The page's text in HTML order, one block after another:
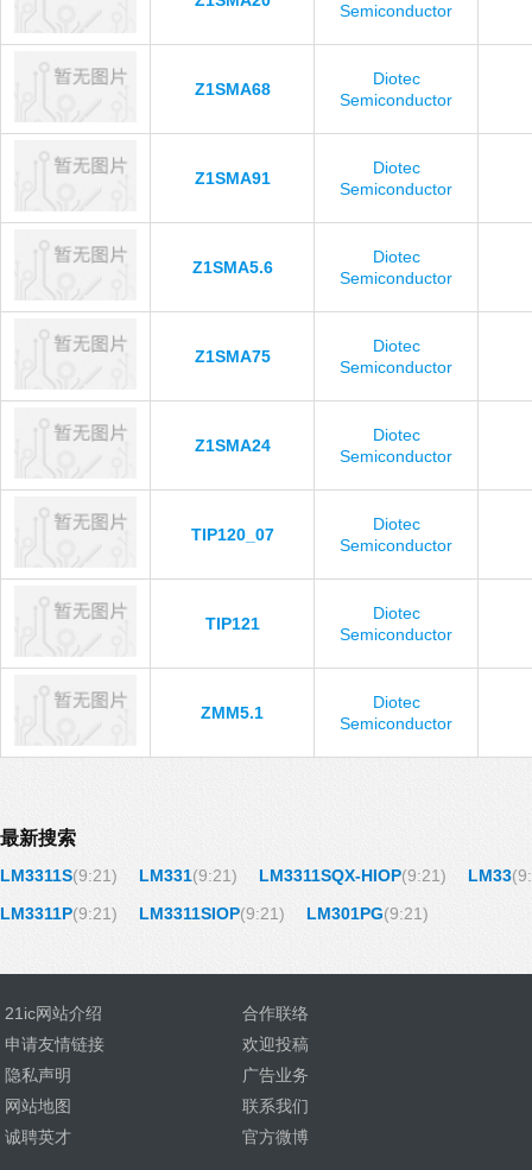
Semiconductor
Z1SMA68
Diotec
Semiconductor
Z1SMA91
Diotec
Semiconductor
Z1SMA5.6
Diotec
Semiconductor
Z1SMA75
Diotec
Semiconductor
Z1SMA24
Diotec
Semiconductor
TIP120_07
Diotec
Semiconductor
TIP121
Diotec
Semiconductor
ZMM5.1
Diotec
Semiconductor
最新搜索
LM3311S(9:21) LM331(9:21) LM3311SQX-HIOP(9:21) LM33
LM3311P(9:21) LM3311SIOP(9:21) LM301PG(9:21)
21ic网站介绍
合作联络
申请友情链接
欢迎投稿
隐私声明
广告业务
网站地图
联系我们
诚聘英才
官方微博